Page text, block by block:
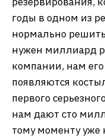
годы в одном из
нормально
нужен миллиард
компании, нам
появляются
первого
нам дают сто
тому моменту уже